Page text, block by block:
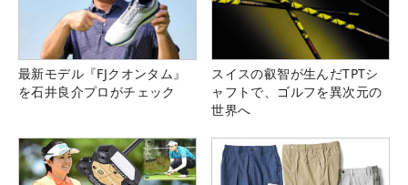
最新モデル『FJクオンタム』
を石井良介プロがチェック
スイスの叡智が生んだTPTシ
ャフトで、ゴルフを異次元の
世界へ